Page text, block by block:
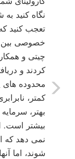
تعجب کنید
خصوصی بین
چیتی و
کردند و
محدوده
کمتر،
بهتر،
بیشتر است.
نمی دهد که
شوند، اما